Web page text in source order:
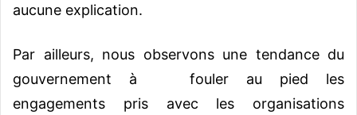
aucune explication.
Par ailleurs, nous observons une tendance du
gouvernement à fouler au pied les
engagements pris avec les organisations